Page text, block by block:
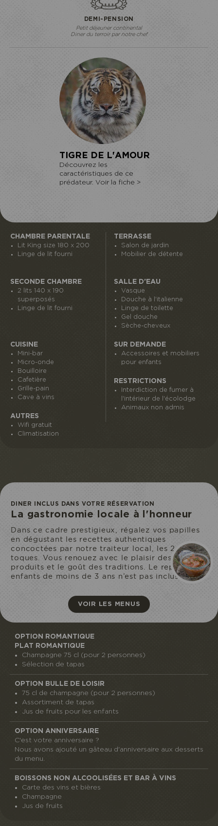
DEMI-PENSION
Petit déjeuner continental
Diner du terroir par notre chef
TIGRE DE L'AMOUR
Découvrez les
caractéristiques de ce
prédateur. Voir la fiche >
CHAMBRE PARENTALE
Lit King size 180 x 200
Linge de lit fourni
SECONDE CHAMBRE
2 lits 140 x 190
superposés
Linge de lit fourni
TERRASSE
Salon de jardin
Mobilier de détente
SALLE D'EAU
Vasque
Douche à l'italienne
Linge de toilette
Gel douche
Sèche-cheveux
CUISINE
Mini-bar
Micro-onde
Bouilloire
Cafetière
Grille-pain
Cave à vins
AUTRES
Wifi gratuit
Climatisation
SUR DEMANDE
Accessoires et mobiliers
pour enfants
RESTRICTIONS
Interdiction de fumer à
l'intérieur de l'écolodge
Animaux non admis
DINER INCLUS DANS VOTRE RÉSERVATION
La gastronomie locale à l'honneur
Dans ce cadre prestigieux, régalez vos papilles
en dégustant les recettes authentiques
concoctées par notre traiteur local, les 2
toques. Vous renouez avec le plaisir des bons
produits et le goût des traditions. Le repas des
enfants de moins de 3 ans n’est pas inclus.
VOIR LES MENUS
OPTION ROMANTIQUE
PLAT ROMANTIQUE
Champagne 75 cl (pour 2 personnes)
Sélection de tapas
OPTION BULLE DE LOISIR
75 cl de champagne (pour 2 personnes)
Assortiment de tapas
Jus de fruits pour les enfants
OPTION ANNIVERSAIRE
C'est votre anniversaire ?
​Nous avons ajouté un gâteau d'anniversaire aux desserts
du menu.
BOISSONS NON ALCOOLISÉES ET BAR À VINS
Carte des vins et bières
Champagne
Jus de fruits
ECOPARC
Je réserve mon entrée